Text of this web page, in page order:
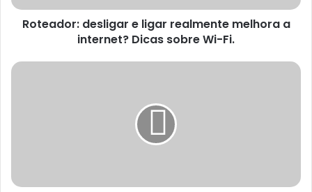
Roteador: desligar e ligar realmente melhora a
internet? Dicas sobre Wi-Fi.